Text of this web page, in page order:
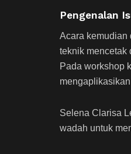
Pengenalan
Acara kemudian
teknik mencetak
Pada workshop
Selena Clarisa
wadah untuk